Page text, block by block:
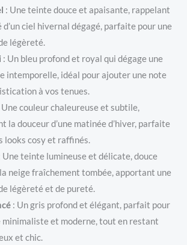
: Une teinte douce et apaisante, rappelant
d’un ciel hivernal dégagé, parfaite pour une
légèreté.
: Un bleu profond et royal qui dégage une
intemporelle, idéal pour ajouter une note
à vos tenues.
Une couleur chaleureuse et subtile,
la douceur d’une matinée d’hiver, parfaite
looks cosy et raffinés.
teinte lumineuse et délicate, douce
neige fraîchement tombée, apportant une
légèreté et de pureté.
: Un gris profond et élégant, parfait pour
minimaliste et moderne, tout en restant
et chic.